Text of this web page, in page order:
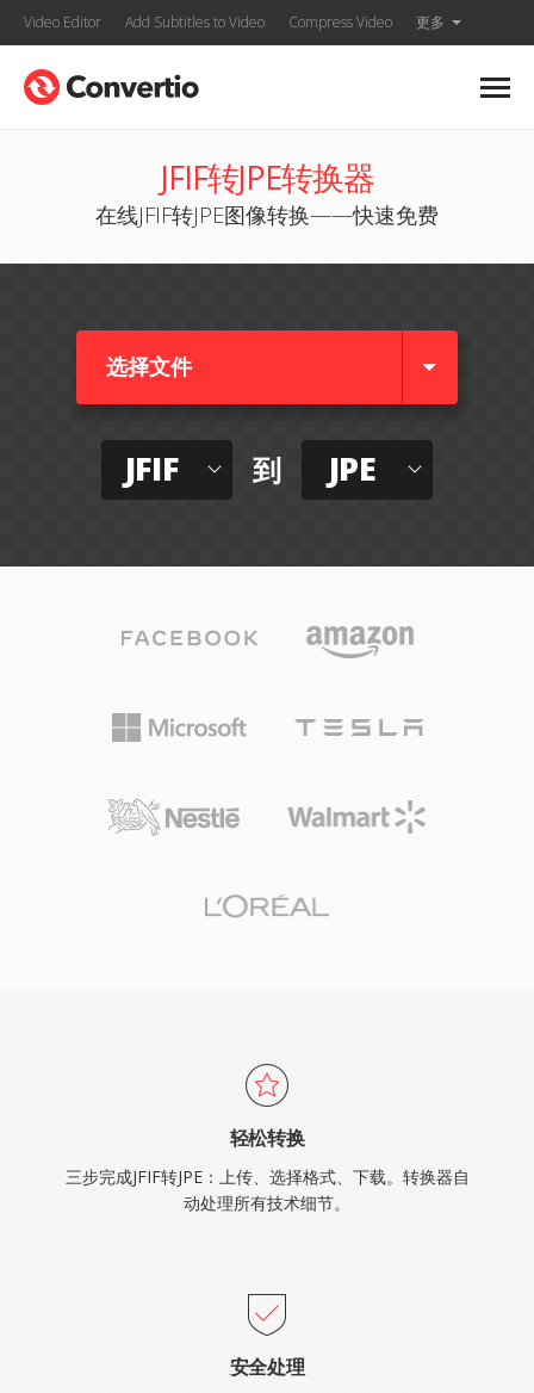
Video Editor Add Subtitles to Video Compress Video 更多
JFIF转JPE转换器
在线JFIF转JPE图像转换——快速免费
选择文件
JFIF 到 JPE
轻松转换
三步完成JFIF转JPE：上传、选择格式、下载。转换器自
动处理所有技术细节。
安全处理